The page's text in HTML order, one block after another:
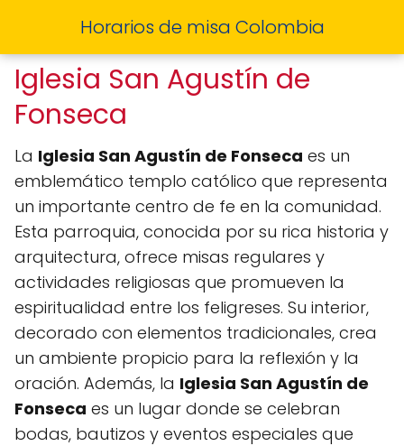
Horarios de misa Colombia
Iglesia San Agustín de
Fonseca
La Iglesia San Agustín de Fonseca es un
emblemático templo católico que representa
un importante centro de fe en la comunidad.
Esta parroquia, conocida por su rica historia y
arquitectura, ofrece misas regulares y
actividades religiosas que promueven la
espiritualidad entre los feligreses. Su interior,
decorado con elementos tradicionales, crea
un ambiente propicio para la reflexión y la
oración. Además, la Iglesia San Agustín de
Fonseca es un lugar donde se celebran
bodas, bautizos y eventos especiales que